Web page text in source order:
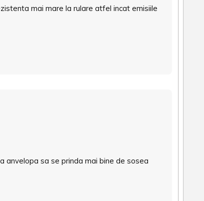
mai mare la rulare atfel incat emisiile
anvelopa sa se prinda mai bine de sosea